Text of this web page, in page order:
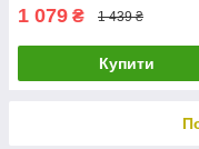
1 079 ₴ 1 439 ₴
Купити